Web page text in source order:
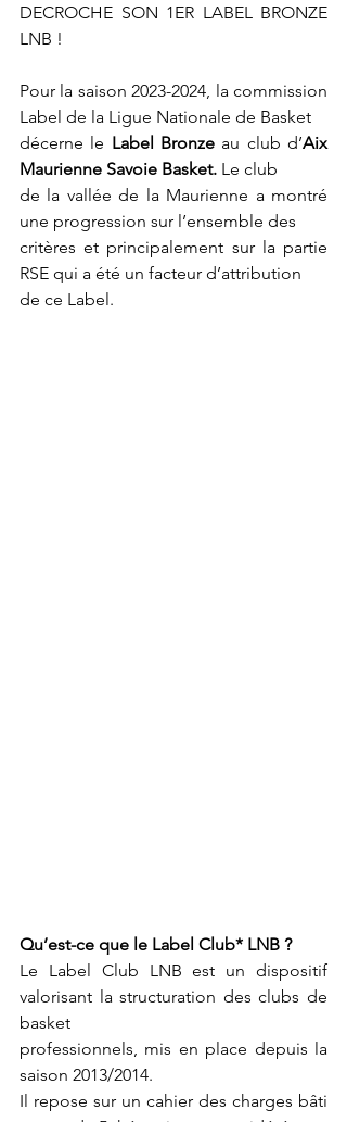
DECROCHE SON 1ER LABEL BRONZE
LNB !
Pour la saison 2023-2024, la commission
Label de la Ligue Nationale de Basket
décerne le Label Bronze au club d’Aix
Maurienne Savoie Basket. Le club
de la vallée de la Maurienne a montré
une progression sur l’ensemble des
critères et principalement sur la partie
RSE qui a été un facteur d’attribution
de ce Label.
Qu’est-ce que le Label Club* LNB ?
Le Label Club LNB est un dispositif
valorisant la structuration des clubs de
basket
professionnels, mis en place depuis la
saison 2013/2014.
Il repose sur un cahier des charges bâti